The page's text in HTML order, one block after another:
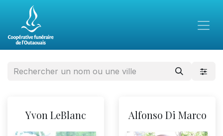
Yvon LeBlanc Alfonso Di Marco